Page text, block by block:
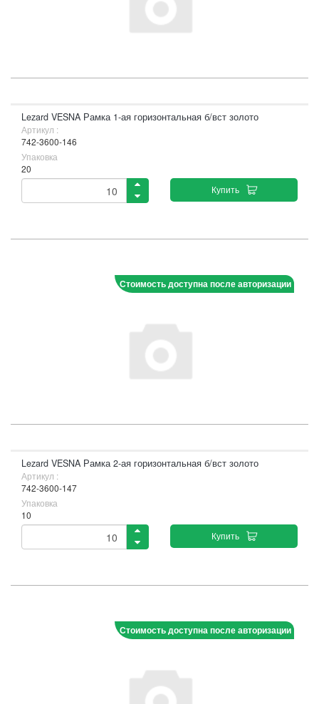
Lezard VESNA Рамка 1-ая горизонтальная б/вст золото
Артикул :
742-3600-146
Упаковка
20
Купить
Стоимость доступна после авторизации
Lezard VESNA Рамка 2-ая горизонтальная б/вст золото
Артикул :
742-3600-147
Упаковка
10
Купить
Стоимость доступна после авторизации